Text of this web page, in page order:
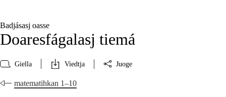
Badjásasj oasse
Doaresfágalasj tiemá
Giella Viedtja Juoge
matematihkan 1–10